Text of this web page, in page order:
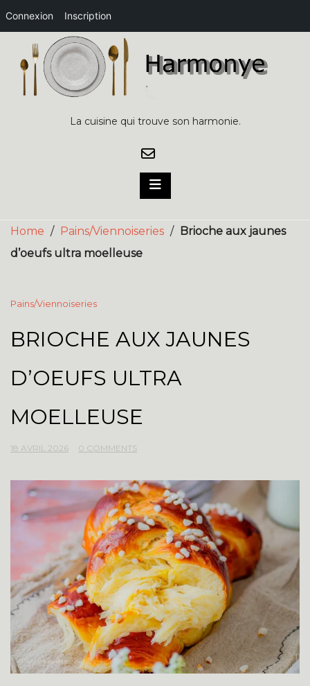
Connexion Inscription
content
La cuisine qui trouve son harmonie.
Home / Pains/Viennoiseries /
Brioche aux jaunes
d’oeufs ultra moelleuse
Pains/Viennoiseries
BRIOCHE AUX JAUNES
D’OEUFS ULTRA
MOELLEUSE
18 AVRIL 2026 0 COMMENTS